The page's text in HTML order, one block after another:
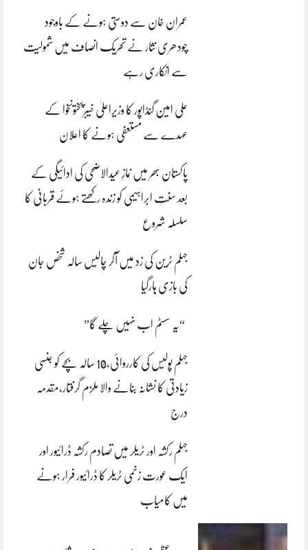
عمران خان سے دوستی ہونے کے باوجود
چودھری نثار نے تحریک انصاف میں شمولیت
سے انکاری رہے
علی امین گنڈاپور کا وزیراعلیٰ خیبرپختونخوا کے
عہدے سے مستعفی ہونے کا اعلان
پاکستان بھر میں نمازِ عیدالاضحی کی ادائیگی کے
بعد سنتِ ابراہیمی کو زندہ رکھتے ہوئے قربانی کا
سلسلہ شروع
جہلم ٹرین کی زد میں آکر چالیس سالہ شخص جان
کی بازی ہارگیا
“یہ سسٹم اب نہیں چلے گا”
جہلم پولیس کی کارروائی،10 سالہ بچے کو جنسی
زیادتی کا نشانہ بنانے والا ملزم گرفتار،مقدمہ
درج
جہلم رکشہ اور ٹریلر میں تصادم رکشہ ڈرائیور اور
ایک عورت زخمی ٹریلر کا ڈرائیور فرار ہونے
میں کامیاب